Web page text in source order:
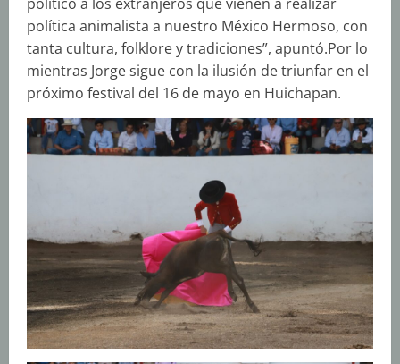
política animalista a nuestro México Hermoso, con
tanta cultura, folklore y tradiciones”, apuntó.Por lo
mientras Jorge sigue con la ilusión de triunfar en el
próximo festival del 16 de mayo en Huichapan.